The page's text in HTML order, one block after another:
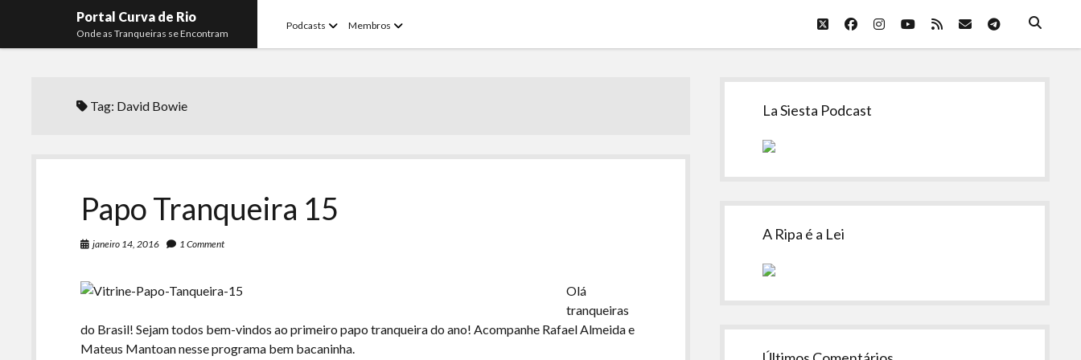
Portal Curva de Rio
Onde as Tranqueiras se Encontram
Podcasts openMembros open
twitterfacebookinstagram
youtube
rss emailtelegram
Tag: David Bowie
Papo Tranqueira 15
janeiro 14, 2016 1 Comment
Olá
tranqueiras
do Brasil! Sejam todos bem-vindos ao primeiro papo tranqueira do ano! Acompanhe Rafael Almeida e
Mateus Mantoan nesse programa bem bacaninha.
Sidebar
La Siesta Podcast
A Ripa é a Lei